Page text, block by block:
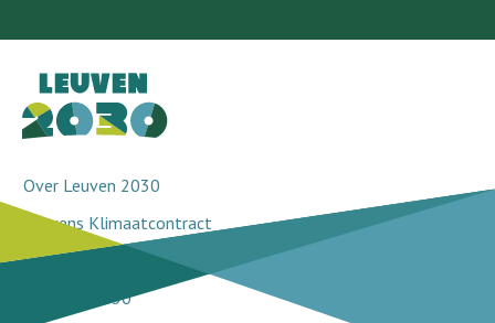
Over Leuven 2030
Leuvens Klimaatcontract
Doorbraakprojecten
Netwerk 2030